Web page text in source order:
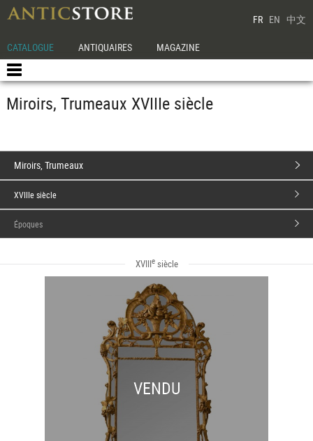
FR EN 中文
CATALOGUE ANTIQUAIRES MAGAZINE
Miroirs, Trumeaux XVIIIe siècle
Miroirs, Trumeaux
XVIIIe siècle
Époques
XVIIIesiècle
VENDU